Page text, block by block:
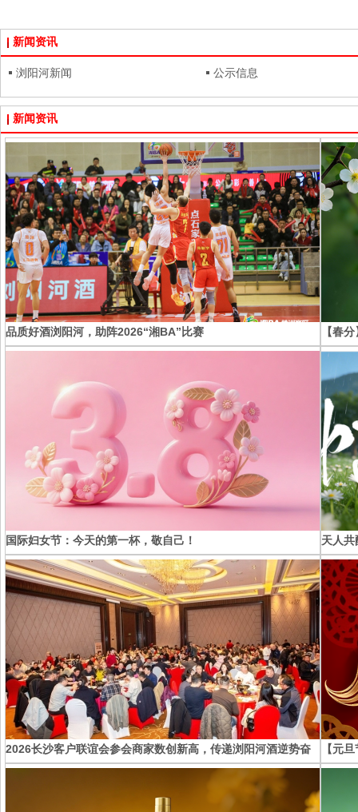
新闻资讯
浏阳河新闻 公示信息
新闻资讯
品质好酒浏阳河，助阵2026“湘BA”比赛 【春
国际妇女节：今天的第一杯，敬自己！ 天人
2026长沙客户联谊会参会商家数创新高，传递浏阳河酒逆势奋
进新信号
【元